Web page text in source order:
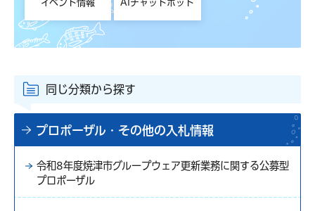
イベント情報 AIチャットボット
同じ分類から探す
プロポーザル・その他の入札情報
令和8年度焼津市グループウェア更新業務に関する公募型
プロポーザル